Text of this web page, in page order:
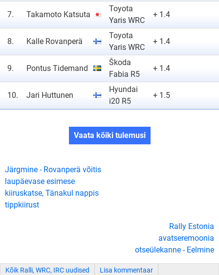
7. Takamoto Katsuta
Toyota
Yaris WRC
+ 1.4
8. Kalle Rovanperä
Toyota
Yaris WRC
+ 1.4
9. Pontus Tidemand
Škoda
Fabia R5
+ 1.4
10. Jari Huttunen
Hyundai
i20 R5
+ 1.5
Vaata kõiki tulemusi
Järgmine - Rovanperä võitis
laupäevase esimese
kiiruskatse, Tänakul nappis
tippkiirust
Rally Estonia
avatseremoonia
otseülekanne - Eelmine
Kõik Ralli, WRC, IRC uudised Lisa kommentaar